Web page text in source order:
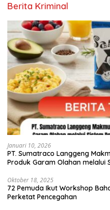
Berita Kriminal
Januari 10, 2026
PT. Sumatraco Langgeng
Produk Garam Olahan melalui
Oktober 18, 2025
72 Pemuda Ikut Workshop
Perketat Pencegahan